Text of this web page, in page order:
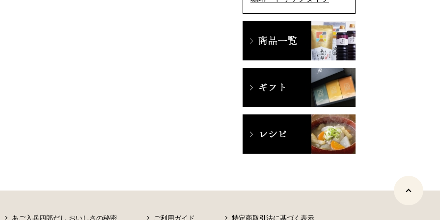
あご入兵四郎だし おいしさの秘密 ご利用ガイド 特定商取引法に基づく表示